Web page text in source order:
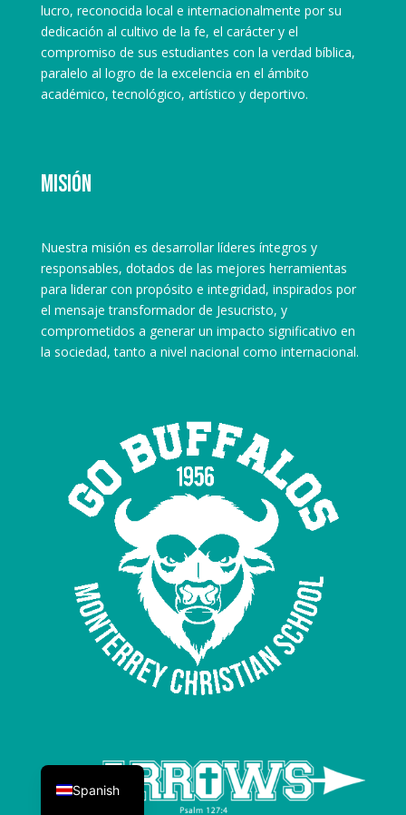
lucro, reconocida local e internacionalmente por su
dedicación al cultivo de la fe, el carácter y el
compromiso de sus estudiantes con la verdad bíblica,
paralelo al logro de la excelencia en el ámbito
académico, tecnológico, artístico y deportivo.
Misión
Nuestra misión es desarrollar líderes íntegros y
responsables, dotados de las mejores herramientas
para liderar con propósito e integridad, inspirados por
el mensaje transformador de Jesucristo, y
comprometidos a generar un impacto significativo en
la sociedad, tanto a nivel nacional como internacional.
Spanish
English